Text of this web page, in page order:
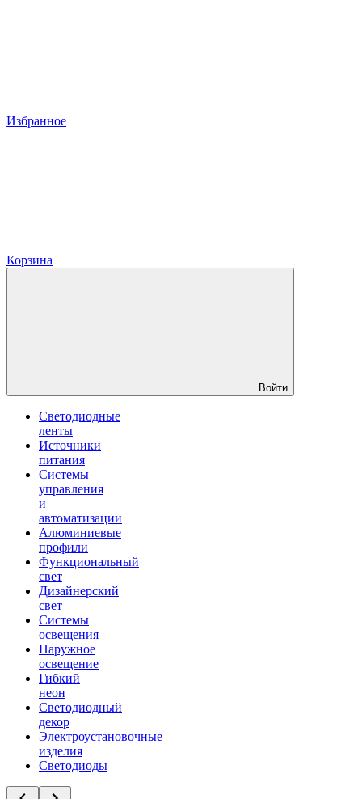
Избранное
Корзина
Войти
Светодиодные
ленты
Источники
питания
Системы
управления
и
автоматизации
Алюминиевые
профили
Функциональный
свет
Дизайнерский
свет
Системы
освещения
Наружное
освещение
Гибкий
неон
Светодиодный
декор
Электроустановочные
изделия
Светодиоды